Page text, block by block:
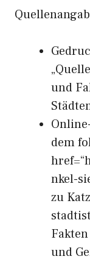
und
dem
nkel-
zu
und